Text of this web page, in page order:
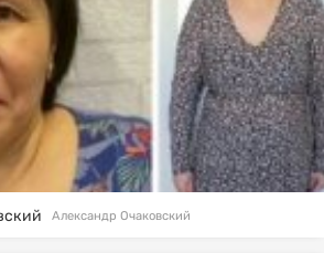
Александр Очаковский